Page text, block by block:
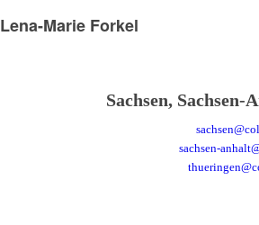
Lena-Marie Forkel
Sachsen,
sachsen-